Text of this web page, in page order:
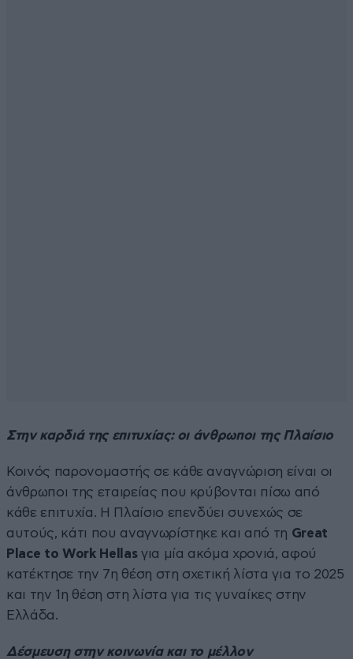
Στην καρδιά της επιτυχίας: οι άνθρωποι της Πλαίσιο
Κοινός παρονομαστής σε κάθε αναγνώριση είναι οι
άνθρωποι της εταιρείας που κρύβονται πίσω από
κάθε επιτυχία. Η Πλαίσιο επενδύει συνεχώς σε
αυτούς, κάτι που αναγνωρίστηκε και από τη Great
Place to Work Hellasγια μία ακόμα χρονιά, αφού
κατέκτησε την 7η θέση στη σχετική λίστα για το 2025
και την 1η θέση στη λίστα για τις γυναίκες στην
Ελλάδα.
Δέσμευση στην κοινωνία και το μέλλον